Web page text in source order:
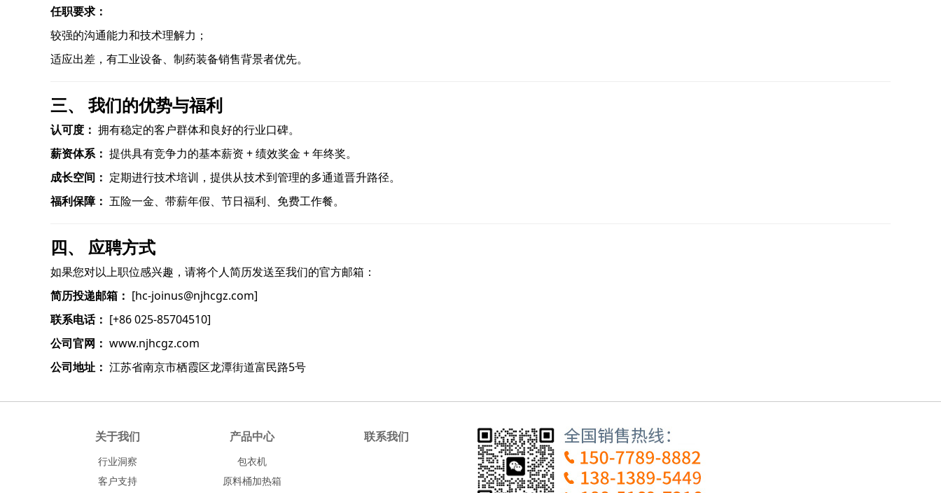
任职要求：
较强的沟通能力和技术理解力；
适应出差，有工业设备、制药装备销售背景者优先。
三、 我们的优势与福利
认可度： 拥有稳定的客户群体和良好的行业口碑。
薪资体系： 提供具有竞争力的基本薪资 + 绩效奖金 + 年终奖。
成长空间： 定期进行技术培训，提供从技术到管理的多通道晋升路径。
福利保障： 五险一金、带薪年假、节日福利、免费工作餐。
四、 应聘方式
如果您对以上职位感兴趣，请将个人简历发送至我们的官方邮箱：
简历投递邮箱： [hc-joinus@njhcgz.com]
联系电话： [+86 025-85704510]
公司官网： www.njhcgz.com
公司地址： 江苏省南京市栖霞区龙潭街道富民路5号
关于我们
行业洞察
客户支持
产品中心
包衣机
原料桶加热箱
联系我们